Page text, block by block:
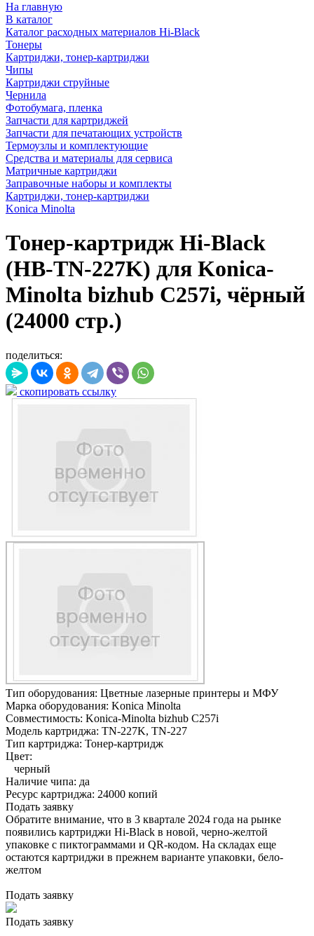
На главную
В каталог
Каталог расходных материалов Hi-Black
Тонеры
Картриджи, тонер-картриджи
Чипы
Картриджи струйные
Чернила
Фотобумага, пленка
Запчасти для картриджей
Запчасти для печатающих устройств
Термоузлы и комплектующие
Средства и материалы для сервиса
Матричные картриджи
Заправочные наборы и комплекты
Картриджи, тонер-картриджи
Konica Minolta
Тонер-картридж Hi-Black
(HB-TN-227K) для Konica-
Minolta bizhub C257i, чёрный
(24000 стр.)
поделиться:
скопировать ссылку
Тип оборудования: Цветные лазерные принтеры и МФУ
Марка оборудования: Konica Minolta
Совместимость: Konica-Minolta bizhub C257i
Модель картриджа: TN-227K, TN-227
Тип картриджа: Тонер-картридж
Цвет:
черный
Наличие чипа: да
Ресурс картриджа: 24000 копий
Подать заявку
Обратите внимание, что в 3 квартале 2024 года на рынке
появились картриджи Hi-Black в новой, черно-желтой
упаковке с пиктограммами и QR-кодом. На складах еще
остаются картриджи в прежнем варианте упаковки, бело-
желтом
Подать заявку
Подать заявку